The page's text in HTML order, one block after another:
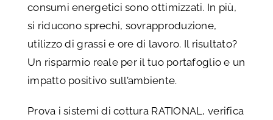
consumi energetici sono ottimizzati. In più,
si riducono sprechi, sovrapproduzione,
utilizzo di grassi e ore di lavoro. Il risultato?
Un risparmio reale per il tuo portafoglio e un
impatto positivo sull’ambiente.
Prova i sistemi di cottura RATIONAL, verifica